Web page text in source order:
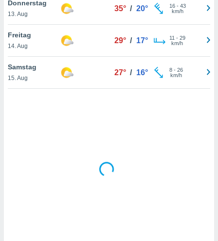
Donnerstag
13. Aug
35° / 20° 16- 43
km/h
Freitag
14. Aug
29° / 17° 11 - 29
km/h
Samstag
15. Aug
27° / 16° 8- 26
km/h